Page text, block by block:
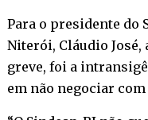
Para o presidente do
Niterói, Cláudio
greve, foi a
em não negociar